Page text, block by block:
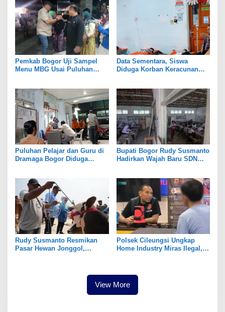
Pemkab Bogor Uji Sampel
Menu MBG Usai Puluhan
Data Sementara, Siswa
Diduga Korban Keracunan
Puluhan Pelajar dan Guru di
Dramaga Bogor Diduga
Bupati Bogor Rudy Susmanto
Hadirkan Wajah Baru SDN
Pembangunan
Rudy Susmanto Resmikan
Pasar Hewan Jonggol,
Polsek Cileungsi Ungkap
Home Industry Miras Ilegal,
View More